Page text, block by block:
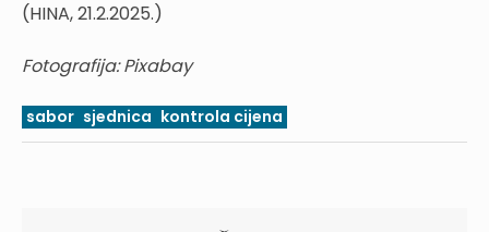
(HINA, 21.2.2025.)
Fotografija: Pixabay
sabor sjednica kontrola cijena